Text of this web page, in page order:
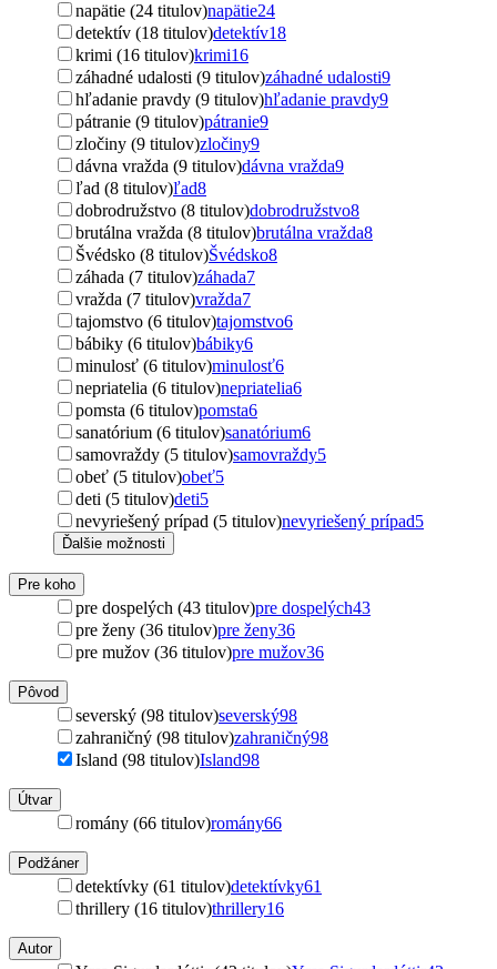
napätie (24 titulov)napätie24
detektív (18 titulov)detektív18
krimi (16 titulov)krimi16
záhadné udalosti (9 titulov)záhadné udalosti9
hľadanie pravdy (9 titulov)hľadanie pravdy9
pátranie (9 titulov)pátranie9
zločiny (9 titulov)zločiny9
dávna vražda (9 titulov)dávna vražda9
ľad (8 titulov)ľad8
dobrodružstvo (8 titulov)dobrodružstvo8
brutálna vražda (8 titulov)brutálna vražda8
Švédsko (8 titulov)Švédsko8
záhada (7 titulov)záhada7
vražda (7 titulov)vražda7
tajomstvo (6 titulov)tajomstvo6
bábiky (6 titulov)bábiky6
minulosť (6 titulov)minulosť6
nepriatelia (6 titulov)nepriatelia6
pomsta (6 titulov)pomsta6
sanatórium (6 titulov)sanatórium6
samovraždy (5 titulov)samovraždy5
obeť (5 titulov)obeť5
deti (5 titulov)deti5
nevyriešený prípad (5 titulov)nevyriešený prípad5
Ďalšie možnosti
Pre koho
pre dospelých (43 titulov)pre dospelých43
pre ženy (36 titulov)pre ženy36
pre mužov (36 titulov)pre mužov36
Pôvod
severský (98 titulov)severský98
zahraničný (98 titulov)zahraničný98
Island (98 titulov)Island98
Útvar
romány (66 titulov)romány66
Podžáner
detektívky (61 titulov)detektívky61
thrillery (16 titulov)thrillery16
Autor